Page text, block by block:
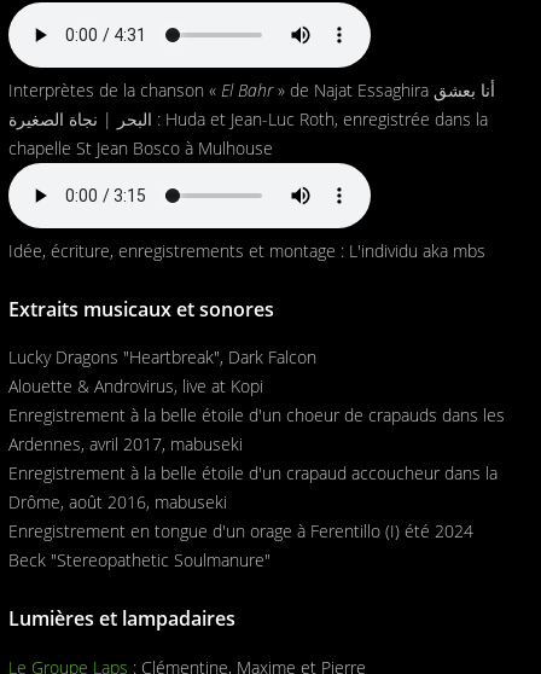
Interprètes de la chanson « El Bahr» de Najat Essaghira أنا بعشق
البحر | نجاة الصغيرة : Huda et Jean-Luc Roth, enregistrée dans la
chapelle St Jean Bosco à Mulhouse
Idée, écriture, enregistrements et montage : L'individu aka mbs
Extraits musicaux et sonores
Lucky Dragons "Heartbreak", Dark Falcon
Alouette & Androvirus, live at Kopi
Enregistrement à la belle étoile d'un choeur de crapauds dans les
Ardennes, avril 2017, mabuseki
Enregistrement à la belle étoile d'un crapaud accoucheur dans la
Drôme, août 2016, mabuseki
Enregistrement en tongue d'un orage à Ferentillo (I) été 2024
Beck "Stereopathetic Soulmanure"
Lumières et lampadaires
Le Groupe Laps : Clémentine, Maxime et Pierre